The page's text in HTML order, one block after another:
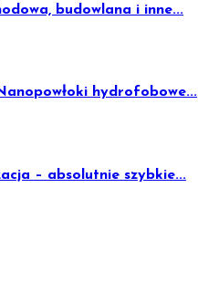
budowlana i inne...
hydrofobowe...
– absolutnie szybkie...